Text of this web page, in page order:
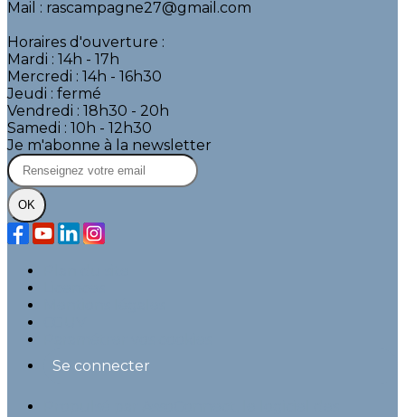
Mail : rascampagne27@gmail.com
Horaires d'ouverture :
Mardi : 14h - 17h
Mercredi : 14h - 16h30
Jeudi : fermé
Vendredi : 18h30 - 20h
Samedi : 10h - 12h30
Je m'abonne à la newsletter
OK
Se connecter